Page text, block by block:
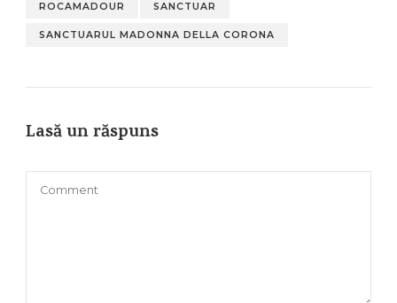
ROCAMADOUR SANCTUAR
SANCTUARUL MADONNA DELLA CORONA
Lasă un răspuns